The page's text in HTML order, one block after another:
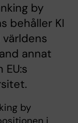
by
behåller KI
annat
by